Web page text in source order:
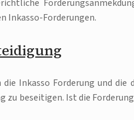
Inkasso-Forderungen.
Inkasso Forderung und
zu beseitigen. Ist die